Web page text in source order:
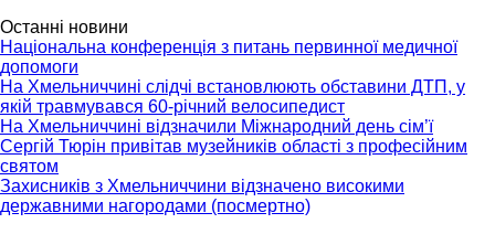
Останні новини
Національна конференція з питань первинної медичної
допомоги
На Хмельниччині слідчі встановлюють обставини ДТП, у
якій травмувався 60-річний велосипедист
На Хмельниччині відзначили Міжнародний день сім’ї
Сергій Тюрін привітав музейників області з професійним
святом
Захисників з Хмельниччини відзначено високими
державними нагородами (посмертно)